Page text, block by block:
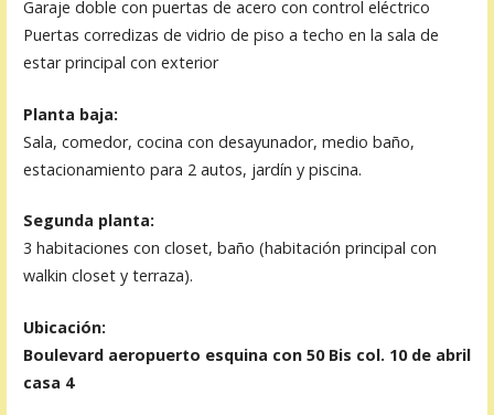
Garaje doble con puertas de acero con control eléctrico
Puertas corredizas de vidrio de piso a techo en la sala de
estar principal con exterior
Planta baja:
Sala, comedor, cocina con desayunador, medio baño,
estacionamiento para 2 autos, jardín y piscina.
Segunda planta:
3 habitaciones con closet, baño (habitación principal con
walkin closet y terraza).
Ubicación:
Boulevard aeropuerto esquina con 50 Bis col. 10 de abril
casa 4